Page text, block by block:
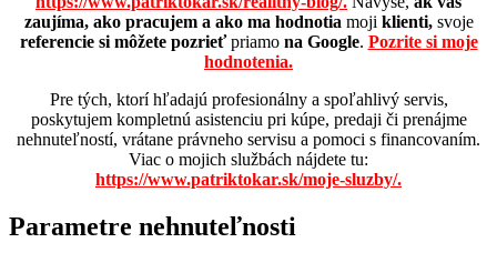
zaujíma, ako pracujem a ako ma hodnotia moji klienti,svoje
referencie si môžete pozrieťpriamona Google. Pozrite si moje
hodnotenia.
Pre tých, ktorí hľadajú profesionálny a spoľahlivý servis,
poskytujem kompletnú asistenciu pri kúpe, predaji či prenájme
nehnuteľností, vrátane právneho servisu a pomoci s financovaním.
Viac o mojich službách nájdete tu:
https://www.patriktokar.sk/moje-sluzby/.
Parametre nehnuteľnosti